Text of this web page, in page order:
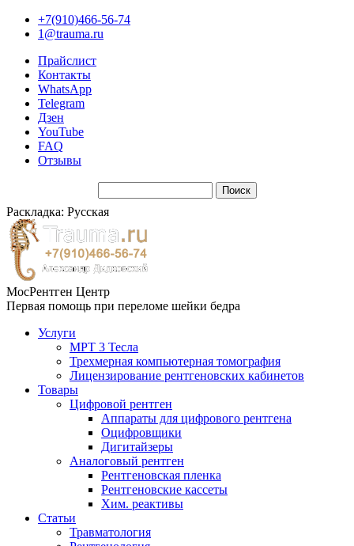
+7(910)466-56-74
1@trauma.ru
Прайслист
Контакты
WhatsApp
Telegram
Дзен
YouTube
FAQ
Отзывы
Раскладка: Русская
МосРентген Центр
Первая помощь при переломе шейки бедра
Услуги
МРТ 3 Тесла
Трехмерная компьютерная томография
Лицензирование рентгеновских кабинетов
Товары
Цифровой рентген
Аппараты для цифрового рентгена
Оцифровщики
Дигитайзеры
Аналоговый рентген
Рентгеновская пленка
Рентгеновские кассеты
Хим. реактивы
Статьи
Травматология